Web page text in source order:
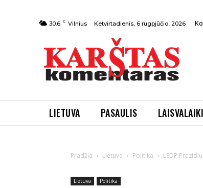
30.6 C Vilnius Ketvirtadienis, 6 rugpjūčio, 2026
LIETUVA PASAULIS
Pradžia Lietuva Politika LSDP
Lietuva Politika